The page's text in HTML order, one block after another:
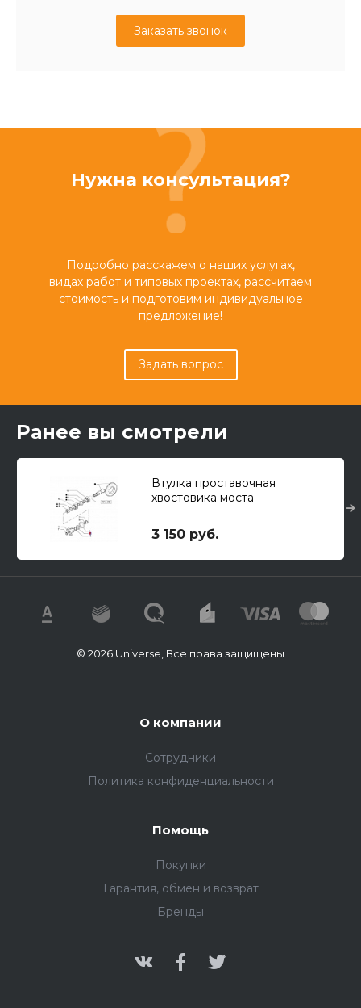
Заказать звонок
Нужна консультация?
Подробно расскажем о наших услугах,
видах работ и типовых проектах, рассчитаем
стоимость и подготовим индивидуальное
предложение!
Задать вопрос
Ранее вы смотрели
Втулка проставочная
хвостовика моста
3 150 руб.
© 2026 Universe, Все права защищены
О компании
Сотрудники
Политика конфиденциальности
Помощь
Покупки
Гарантия, обмен и возврат
Бренды